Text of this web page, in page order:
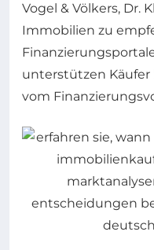
Vogel & Völkers, Dr.
Immobilien zu
unterstützen Käufer
vom